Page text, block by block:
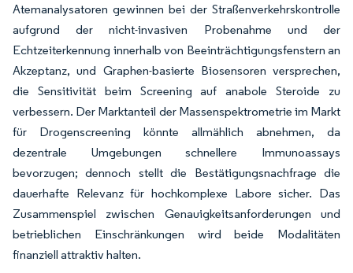
Atemanalysatoren gewinnen bei der Straßenverkehrskontrolle
aufgrund der nicht-invasiven Probenahme und der
Echtzeiterkennung innerhalb von Beeinträchtigungsfenstern an
Akzeptanz, und Graphen-basierte Biosensoren versprechen,
die Sensitivität beim Screening auf anabole Steroide zu
verbessern. Der Marktanteil der Massenspektrometrie im Markt
für Drogenscreening könnte allmählich abnehmen, da
dezentrale Umgebungen schnellere Immunoassays
bevorzugen; dennoch stellt die Bestätigungsnachfrage die
dauerhafte Relevanz für hochkomplexe Labore sicher. Das
Zusammenspiel zwischen Genauigkeitsanforderungen und
betrieblichen Einschränkungen wird beide Modalitäten
finanziell attraktiv halten.